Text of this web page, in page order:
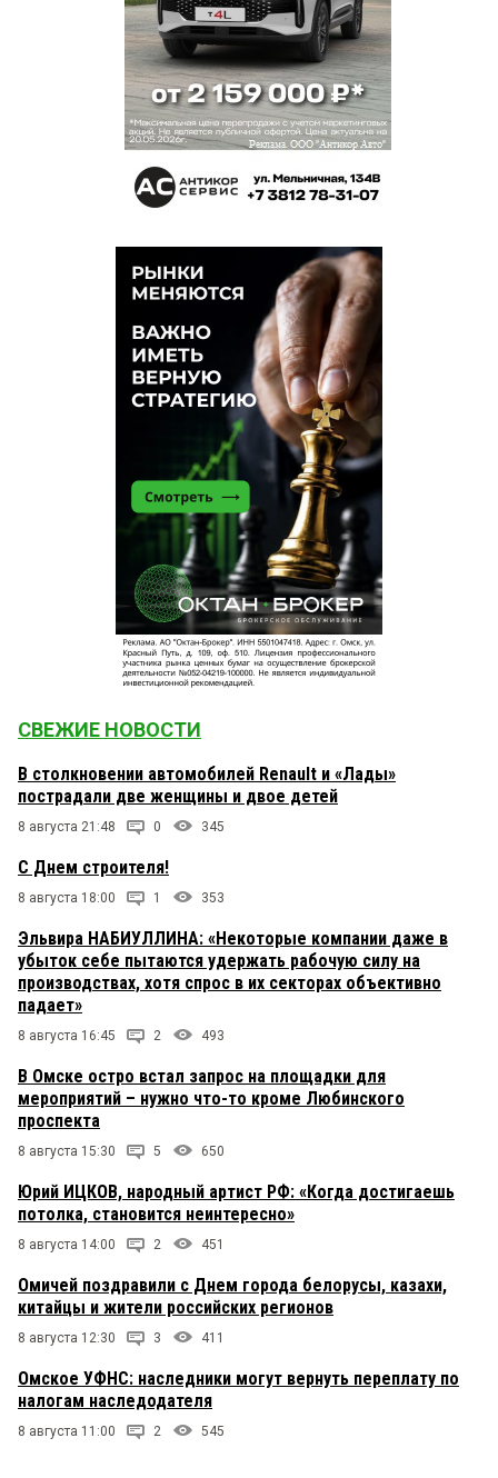
СВЕЖИЕ НОВОСТИ
В столкновении автомобилей Renault и «Лады»
пострадали две женщины и двое детей
8 августа 21:48 0 345
С Днем строителя!
8 августа 18:00 1 353
Эльвира НАБИУЛЛИНА: «Некоторые компании даже в
убыток себе пытаются удержать рабочую силу на
производствах, хотя спрос в их секторах объективно
падает»
8 августа 16:45 2 493
В Омске остро встал запрос на площадки для
мероприятий – нужно что-то кроме Любинского
проспекта
8 августа 15:30 5 650
Юрий ИЦКОВ, народный артист РФ: «Когда достигаешь
потолка, становится неинтересно»
8 августа 14:00 2 451
Омичей поздравили с Днем города белорусы, казахи,
китайцы и жители российских регионов
8 августа 12:30 3 411
Омское УФНС: наследники могут вернуть переплату по
налогам наследодателя
8 августа 11:00 2 545